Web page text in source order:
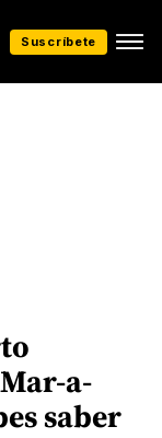
Suscríbete
a-
saber